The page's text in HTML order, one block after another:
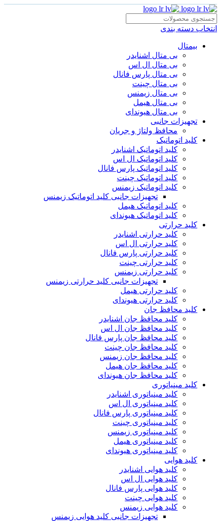
انتخاب دسته بندی
بیمتال
بی متال اشنایدر
بی متال ال اس
بی متال پارس فانال
بی متال چینت
بی متال زیمنس
بی متال هیمل
بی متال هیوندای
تجهیزات جانبی
محافظ ولتاژ و‌ جریان
کلید اتوماتیک
کلید اتوماتیک اشنایدر
کلید اتوماتیک ال اس
کلید اتوماتیک پارس فانال
کلید اتوماتیک چینت
کلید اتوماتیک زیمنس
تجهیزات جانبی کلید اتوماتیک زیمنس
کلید اتوماتیک هیمل
کلید اتوماتیک هیوندای
کلید حرارتی
کلید حرارتی اشنایدر
کلید حرارتی ال اس
کلید حرارتی پارس فانال
کلید حرارتی چینت
کلید حرارتی زیمنس
تجهیزات جانبی کلید حرارتی زیمنس
کلید حرارتی هیمل
کلید حرارتی هیوندای
کلید محافظ جان
کلید محافظ جان اشنایدر
کلید محافظ جان ال اس
کلید محافظ جان پارس فانال
کلید محافظ جان چینت
کلید محافظ جان زیمنس
کلید محافظ جان هیمل
کلید محافظ جان هیوندای
کلید مینیاتوری
کلید مینیاتوری اشنایدر
کلید مینیاتوری ال اس
کلید مینیاتوری پارس فانال
کلید مینیاتوری چینت
کلید مینیاتوری زیمنس
کلید مینیاتوری هیمل
کلید مینیاتوری هیوندای
کلید هوایی
کلید هوایی اشنایدر
کلید هوایی ال اس
کلید هوایی پارس فانال
کلید هوایی چینت
کلید هوایی زیمنس
تجهیزات جانبی کلید هوایی زیمنس